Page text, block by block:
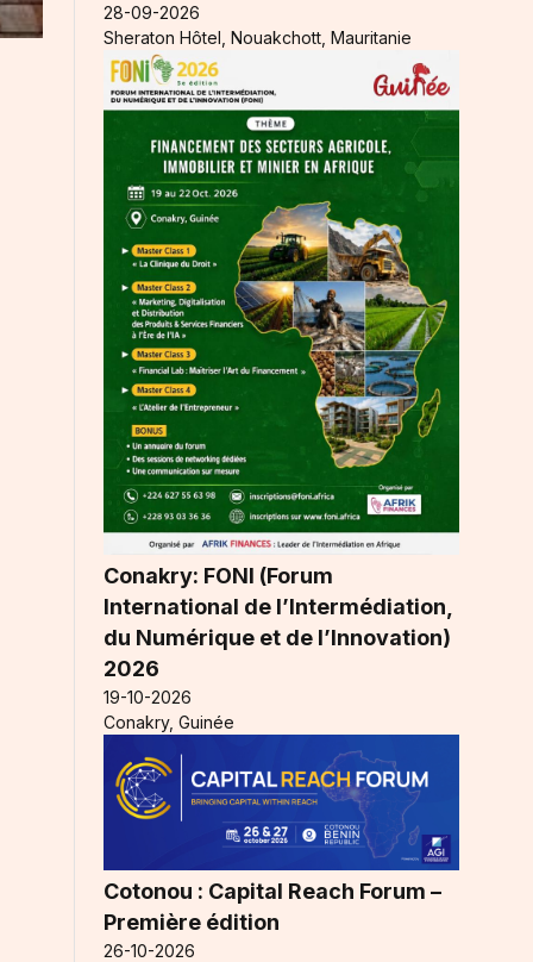
28-09-2026
Sheraton Hôtel, Nouakchott, Mauritanie
Conakry: FONI (Forum
International de l’Intermédiation,
du Numérique et de l’Innovation)
2026
19-10-2026
Conakry, Guinée
Cotonou : Capital Reach Forum –
Première édition
26-10-2026